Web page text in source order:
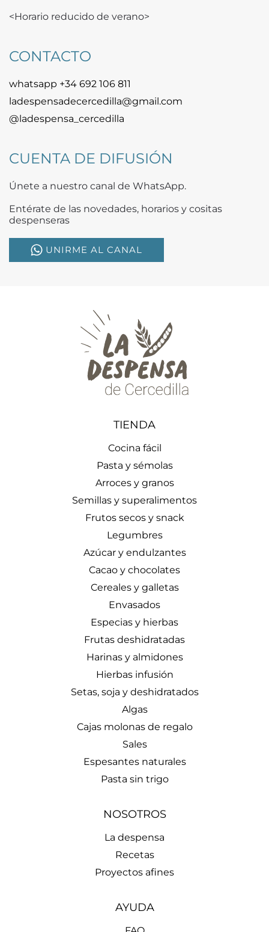
<Horario reducido de verano>
CONTACTO
whatsapp +34 692 106 811
ladespensadecercedilla@gmail.com
@ladespensa_cercedilla
CUENTA DE DIFUSIÓN
Únete a nuestro canal de WhatsApp.
Entérate de las novedades, horarios y cositas
despenseras
UNIRME AL CANAL
TIENDA
Cocina fácil
Pasta y sémolas
Arroces y granos
Semillas y superalimentos
Frutos secos y snack
Legumbres
Azúcar y endulzantes
Cacao y chocolates
Cereales y galletas
Envasados
Especias y hierbas
Frutas deshidratadas
Harinas y almidones
Hierbas infusión
Setas, soja y deshidratados
Algas
Cajas molonas de regalo
Sales
Espesantes naturales
Pasta sin trigo
NOSOTROS
La despensa
Recetas
Proyectos afines
AYUDA